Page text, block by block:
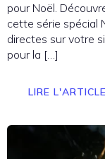
pour Noël.
cette série spécial
directes sur votre
pour la […]
LIRE L'ARTICLE